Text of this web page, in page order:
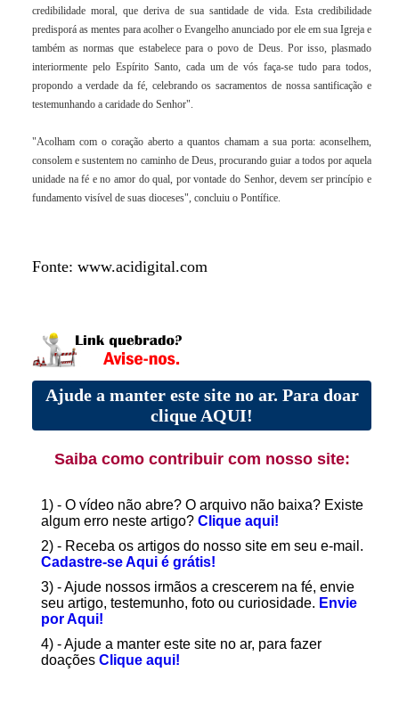
credibilidade moral, que deriva de sua santidade de vida. Esta credibilidade
predisporá as mentes para acolher o Evangelho anunciado por ele em sua Igreja e
também as normas que estabelece para o povo de Deus. Por isso, plasmado
interiormente pelo Espírito Santo, cada um de vós faça-se tudo para todos,
propondo a verdade da fé, celebrando os sacramentos de nossa santificação e
testemunhando a caridade do Senhor".
"Acolham com o coração aberto a quantos chamam a sua porta: aconselhem,
consolem e sustentem no caminho de Deus, procurando guiar a todos por aquela
unidade na fé e no amor do qual, por vontade do Senhor, devem ser princípio e
fundamento visível de suas dioceses", concluiu o Pontífice.
Fonte: www.acidigital.com
Ajude a manter este site no ar. Para doar
clique AQUI!
Saiba como contribuir com nosso site:
1) - O vídeo não abre? O arquivo não baixa? Existe
algum erro neste artigo? Clique aqui!
2) - Receba os artigos do nosso site em seu e-mail.
Cadastre-se Aqui é grátis!
3) - Ajude nossos irmãos a crescerem na fé, envie
seu artigo, testemunho, foto ou curiosidade. Envie
por Aqui!
4) - Ajude a manter este site no ar, para fazer
doações Clique aqui!